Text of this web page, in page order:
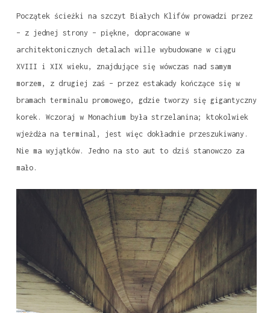
Początek ścieżki na szczyt Białych Klifów prowadzi przez
– z jednej strony – piękne, dopracowane w
architektonicznych detalach wille wybudowane w ciągu
XVIII i XIX wieku, znajdujące się wówczas nad samym
morzem, z drugiej zaś – przez estakady kończące się w
bramach terminalu promowego, gdzie tworzy się gigantyczny
korek. Wczoraj w Monachium była strzelanina; ktokolwiek
wjeżdża na terminal, jest więc dokładnie przeszukiwany.
Nie ma wyjątków. Jedno na sto aut to dziś stanowczo za
mało.